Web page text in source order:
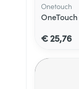
Onetouch
€ 25,76